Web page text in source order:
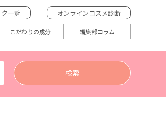
一覧 オンラインコスメ診断
こだわりの成分 編集部コラム